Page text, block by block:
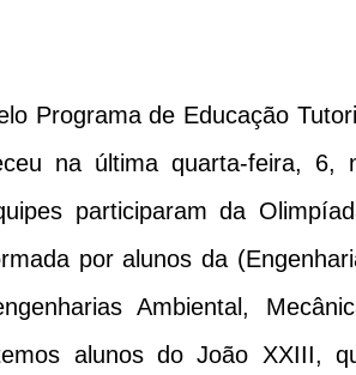
Programa de Educação
na última quarta-feira, 6,
participaram da
por alunos da
Ambiental,
alunos do João XXIII,